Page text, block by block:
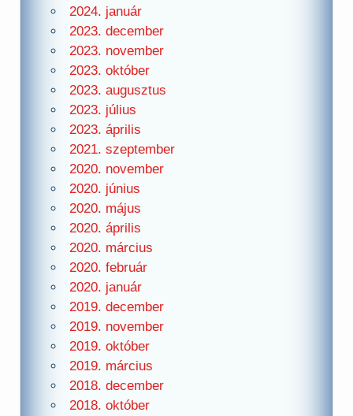
2024. január
2023. december
2023. november
2023. október
2023. augusztus
2023. július
2023. április
2021. szeptember
2020. november
2020. június
2020. május
2020. április
2020. március
2020. február
2020. január
2019. december
2019. november
2019. október
2019. március
2018. december
2018. október